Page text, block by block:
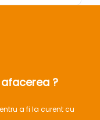
?
a fi la curent cu